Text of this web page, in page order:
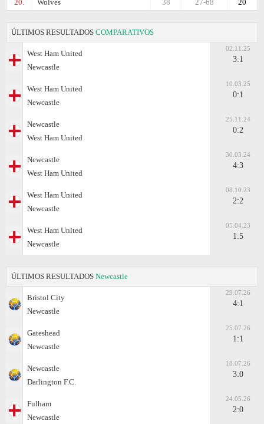
20. Wolves 20
27-68
38
ÚLTIMOS RESULTADOS COMPARATIVOS
West Ham United
Newcastle
02.11.25
3:1
West Ham United
Newcastle
10.03.25
0:1
Newcastle
West Ham United
25.11.24
0:2
Newcastle
West Ham United
30.03.24
4:3
West Ham United
Newcastle
08.10.23
2:2
West Ham United
Newcastle
05.04.23
1:5
ÚLTIMOS RESULTADOS Newcastle
Bristol City
Newcastle
29.07.26
4:1
Gateshead
Newcastle
25.07.26
1:1
Newcastle
Darlington F.C.
18.07.26
3:0
Fulham
Newcastle
24.05.26
2:0